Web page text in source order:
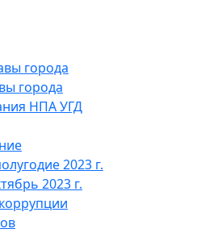
города
города
НПА УГД
2023 г.
2023 г.